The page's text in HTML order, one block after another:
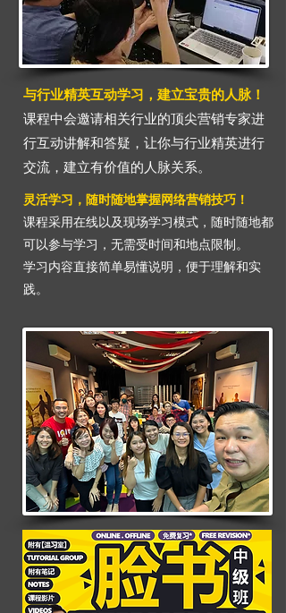
与行业精英互动学习，建立宝贵的人脉！
课程中会邀请相关行业的顶尖营销专家进
行互动讲解和答疑，让你与行业精英进行
交流，建立有价值的人脉关系。
灵活学习，随时随地掌握网络营销技巧！
课程采用在线以及现场学习模式，随时随地都
可以参与学习，无需受时间和地点限制。
学习内容直接简单易懂说明，便于理解和实
践。